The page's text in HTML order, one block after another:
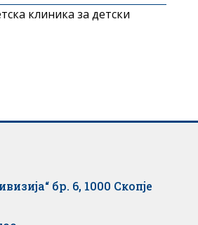
клиника за детски
бр. 6, 1000 Скопје